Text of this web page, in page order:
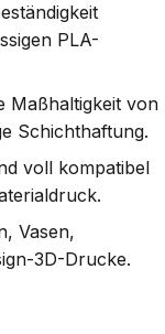
PLA-
Maßhaltigkeit von
Schichthaftung.
voll kompatibel
Vasen,
3D-Drucke.